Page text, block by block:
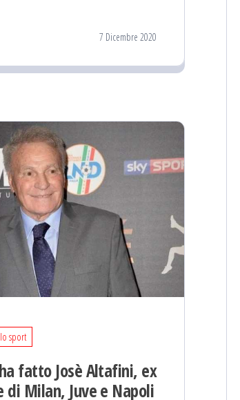
7 Dicembre 2020
sport
fatto Josè Altafini, ex
di Milan, Juve e Napoli